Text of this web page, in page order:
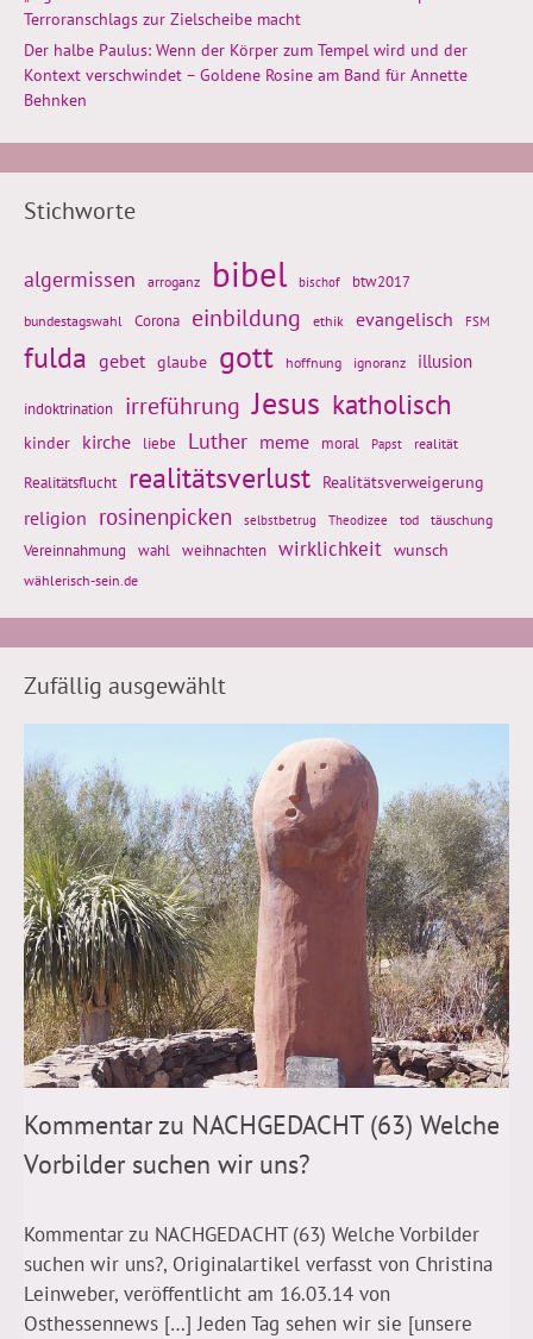
Terroranschlags zur Zielscheibe macht
Der halbe Paulus: Wenn der Körper zum Tempel wird und der
Kontext verschwindet – Goldene Rosine am Band für Annette
Behnken
Stichworte
algermissen arroganz bibel bischof btw2017
bundestagswahl Corona einbildung ethik evangelisch FSM
fulda gebet glaube gott hoffnung ignoranz illusion
indoktrination irreführung Jesus katholisch
kinder kirche liebe Luther meme moral Papst realität
Realitätsflucht realitätsverlust Realitätsverweigerung
religion rosinenpicken selbstbetrug Theodizee tod täuschung
Vereinnahmung wahl weihnachten wirklichkeit wunsch
wählerisch-sein.de
Zufällig ausgewählt
Kommentar zu NACHGEDACHT (63) Welche
Vorbilder suchen wir uns?
Kommentar zu NACHGEDACHT (63) Welche Vorbilder
suchen wir uns?, Originalartikel verfasst von Christina
Leinweber, veröffentlicht am 16.03.14 von
Osthessennews […] Jeden Tag sehen wir sie [unsere